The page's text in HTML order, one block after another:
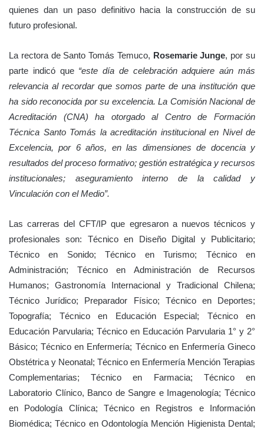
quienes dan un paso definitivo hacia la construcción de su
futuro profesional.
La rectora de Santo Tomás Temuco, Rosemarie Junge, por su
parte indicó que “este día de celebración adquiere aún más
relevancia al recordar que somos parte de una institución que
ha sido reconocida por su excelencia. La Comisión Nacional de
Acreditación (CNA) ha otorgado al Centro de Formación
Técnica Santo Tomás la acreditación institucional en Nivel de
Excelencia, por 6 años, en las dimensiones de docencia y
resultados del proceso formativo; gestión estratégica y recursos
institucionales; aseguramiento interno de la calidad y
Vinculación con el Medio”.
Las carreras del CFT/IP que egresaron a nuevos técnicos y
profesionales son: Técnico en Diseño Digital y Publicitario;
Técnico en Sonido; Técnico en Turismo; Técnico en
Administración; Técnico en Administración de Recursos
Humanos; Gastronomía Internacional y Tradicional Chilena;
Técnico Jurídico; Preparador Físico; Técnico en Deportes;
Topografía; Técnico en Educación Especial;
Técnico en
Educación Parvularia; Técnico en Educación Parvularia 1° y 2°
Básico; Técnico en Enfermería; Técnico en Enfermería Gineco
Obstétrica y Neonatal; Técnico en Enfermería Mención Terapias
Complementarias; Técnico en Farmacia; Técnico en
Laboratorio Clínico, Banco de Sangre e Imagenología; Técnico
en Podología Clínica; Técnico en Registros e Información
Biomédica; Técnico en Odontología Mención Higienista Dental;